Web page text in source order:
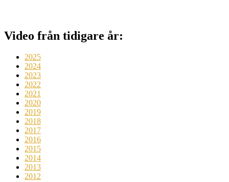
Video från tidigare år:
2025
2024
2023
2022
2021
2020
2019
2018
2017
2016
2015
2014
2013
2012